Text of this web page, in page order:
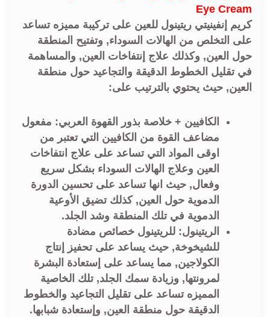
Eye Cream
كريم إنفينيتي ريتينول للعين على تركيبة مميزه تساعد
على التخلص من الهالات السوداء, وتفتيح المنطقة
حول العين, وكذلك علاج إنتفاخات العين, والمساهمة
في تقليل الخطوط الدقيقة والتجاعيد حول منطقة
العين, حيث يحتوي بالترتيب على:
الكافيين + خلاصة بذور القهوة العربي: مفعول
مضاعف القوة من الكافيين التي تعتبر من
اوقى المواد التي تساعد على علاج انتفاخات
العين وعلاج الهالات السوداء بشكل سريع
وفعال, حيث انها تساعد على تحسين الدورة
الدموية حول العين, كذلك تضيق الأوعية
الدموية في تلك المنطقة وشد الجلد.
الريتينول: للريتينول خصائص مضادة
للشيخوخة, حيث يساعد على تحفيز إنتاج
الكولاجين, مما يساعد على إستعادة البشرة
لمرونتها, وزيادة سمك الجلد, تلك الخاصية
المميزه تساعد على تقليل التجاعيد والخطوط
الدقيقة حول منطقة العين, وإستعادة شبابها.